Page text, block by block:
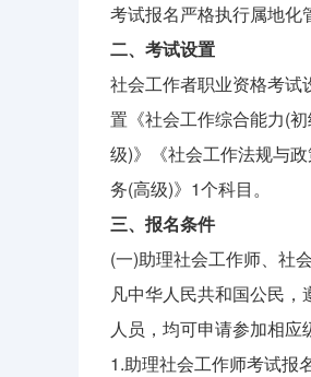
考试报名严格执行属地化
二、考试设置
社会工作者职业资格考试
置《社会工作综合能力(
级)》《社会工作法规与
务(高级)》1个科目。
三、报名条件
(一)助理社会工作师、社
凡中华人民共和国公民
人员，均可申请参加相应
1.助理社会工作师考试报